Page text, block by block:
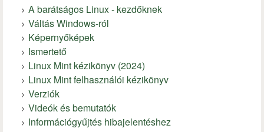
A barátságos Linux - kezdőknek
Váltás Windows-ról
Képernyőképek
Ismertető
Linux Mint kézikönyv (2024)
Linux Mint felhasználói kézikönyv
Verziók
Videók és bemutatók
Információgyűjtés hibajelentéshez